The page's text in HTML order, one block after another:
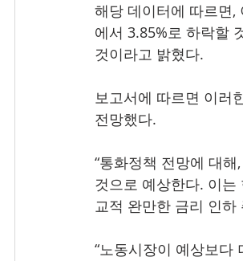
해당 데이터에 따르면,
에서 3.85%로 하락할
것이라고 밝혔다.
보고서에 따르면 이러
전망했다.
“통화정책 전망에 대
것으로 예상한다. 이
교적 완만한 금리 인하
“노동시장이 예상보다